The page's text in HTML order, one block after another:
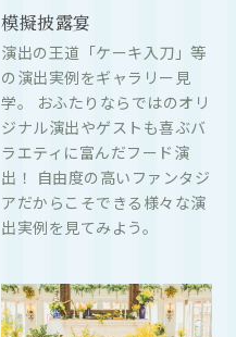
模擬披露宴
演出の王道「ケーキ入刀」等
の演出実例をギャラリー見
学。 おふたりならではのオリ
ジナル演出やゲストも喜ぶバ
ラエティに富んだフード演
出！ 自由度の高いファンタジ
アだからこそできる様々な演
出実例を見てみよう。